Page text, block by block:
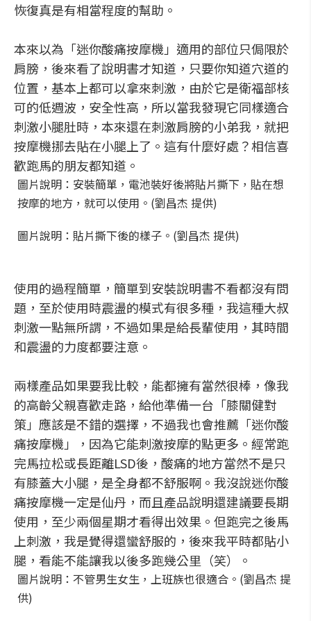
恢復真是有相當程度的幫助。
本來以為「迷你酸痛按摩機」適用的部位只侷限於
肩膀，後來看了說明書才知道，只要你知道穴道的
位置，基本上都可以拿來刺激，由於它是衛福部核
可的低週波，安全性高，所以當我發現它同樣適合
刺激小腿肚時，本來還在刺激肩膀的小弟我，就把
按摩機挪去貼在小腿上了。這有什麼好處？相信喜
歡跑馬的朋友都知道。
圖片說明：安裝簡單，電池裝好後將貼片撕下，貼在想
按摩的地方，就可以使用。(劉昌杰 提供)
圖片說明：貼片撕下後的樣子。(劉昌杰 提供)
使用的過程簡單，簡單到安裝說明書不看都沒有問
題，至於使用時震盪的模式有很多種，我這種大叔
刺激一點無所謂，不過如果是給長輩使用，其時間
和震盪的力度都要注意。
兩樣產品如果要我比較，能都擁有當然很棒，像我
的高齡父親喜歡走路，給他準備一台「膝關健對
策」應該是不錯的選擇，不過我也會推薦「迷你酸
痛按摩機」，因為它能刺激按摩的點更多。經常跑
完馬拉松或長距離LSD後，酸痛的地方當然不是只
有膝蓋大小腿，是全身都不舒服啊。我沒說迷你酸
痛按摩機一定是仙丹，而且產品說明還建議要長期
使用，至少兩個星期才看得出效果。但跑完之後馬
上刺激，我是覺得還蠻舒服的，後來我平時都貼小
腿，看能不能讓我以後多跑幾公里（笑）。
圖片說明：不管男生女生，上班族也很適合。(劉昌杰 提
供)